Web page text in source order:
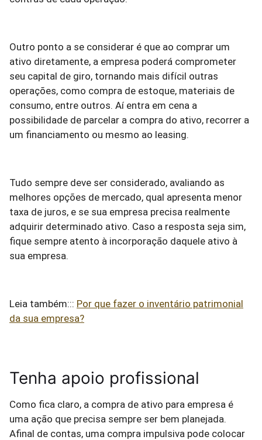
Outro ponto a se considerar é que ao comprar um
ativo diretamente, a empresa poderá comprometer
seu capital de giro, tornando mais difícil outras
operações, como compra de estoque, materiais de
consumo, entre outros. Aí entra em cena a
possibilidade de parcelar a compra do ativo, recorrer a
um financiamento ou mesmo ao leasing.
Tudo sempre deve ser considerado, avaliando as
melhores opções de mercado, qual apresenta menor
taxa de juros, e se sua empresa precisa realmente
adquirir determinado ativo. Caso a resposta seja sim,
fique sempre atento à incorporação daquele ativo à
sua empresa.
Leia também::: Por que fazer o inventário patrimonial
da sua empresa?
Tenha apoio profissional
Como fica claro, a compra de ativo para empresa é
uma ação que precisa sempre ser bem planejada.
Afinal de contas, uma compra impulsiva pode colocar